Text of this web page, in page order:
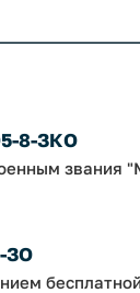
8-ЗКО
звания
ЗО